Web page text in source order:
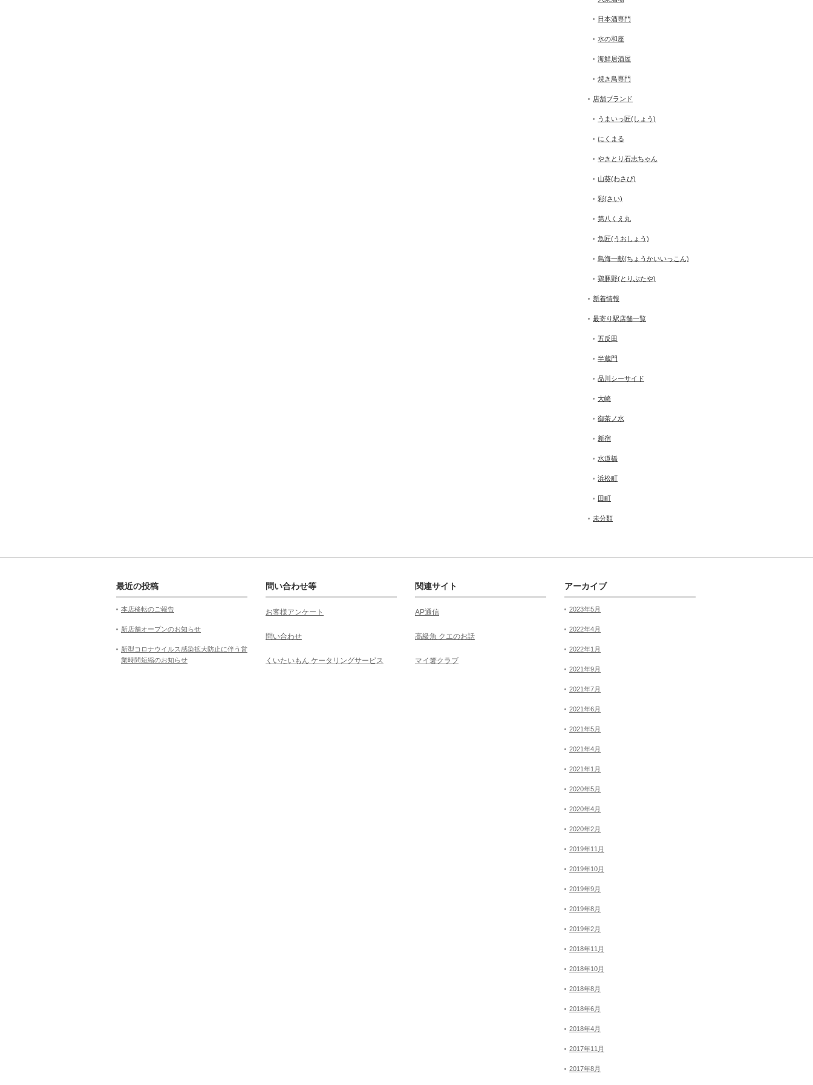
日本酒専門
水の和座
海鮮居酒屋
焼き鳥専門
店舗ブランド
うまいっ匠(しょう)
にくまる
やきとり石志ちゃん
山葵(わさび)
彩(さい)
第八くえ丸
魚匠(うおしょう)
鳥海一献(ちょうかいいっこん)
鶏豚野(とりぶたや)
新着情報
最寄り駅店舗一覧
五反田
半蔵門
品川シーサイド
大崎
御茶ノ水
新宿
水道橋
浜松町
田町
未分類
最近の投稿
本店移転のご報告
新店舗オープンのお知らせ
新型コロナウイルス感染拡大防止に伴う営
業時間短縮のお知らせ
問い合わせ等
お客様アンケート
問い合わせ
くいたいもん ケータリングサービス
関連サイト
AP通信
高級魚 クエのお話
マイ箸クラブ
アーカイブ
2023年5月
2022年4月
2022年1月
2021年9月
2021年7月
2021年6月
2021年5月
2021年4月
2021年1月
2020年5月
2020年4月
2020年2月
2019年11月
2019年10月
2019年9月
2019年8月
2019年2月
2018年11月
2018年10月
2018年8月
2018年6月
2018年4月
2017年11月
2017年8月